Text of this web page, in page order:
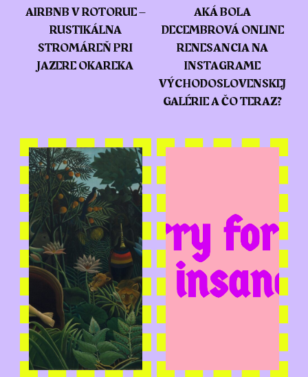
AIRBNB V ROTORUE –
RUSTIKÁLNA
STROMÁREŇ PRI
JAZERE OKAREKA
AKÁ BOLA
DECEMBROVÁ ONLINE
RENESANCIA NA
INSTAGRAME
VÝCHODOSLOVENSKEJ
GALÉRIE A ČO TERAZ?